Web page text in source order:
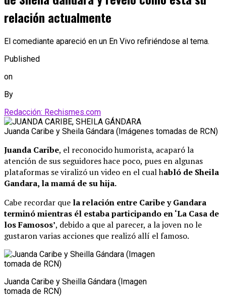
relación actualmente
El comediante apareció en un En Vivo refiriéndose al tema.
Published
on
By
Redacción: Rechismes.com
Juanda Caribe y Sheila Gándara (Imágenes tomadas de RCN)
Juanda Caribe, el reconocido humorista, acaparó la
atención de sus seguidores hace poco, pues en algunas
plataformas se viralizó un video en el cual habló de Sheila
Gandara, la mamá de su hija.
Cabe recordar que la relación entre Caribe y Gandara
terminó mientras él estaba participando en ‘La Casa de
los Famosos’, debido a que al parecer, a la joven no le
gustaron varias acciones que realizó allí el famoso.
Juanda Caribe y Sheilla Gándara (Imagen
tomada de RCN)